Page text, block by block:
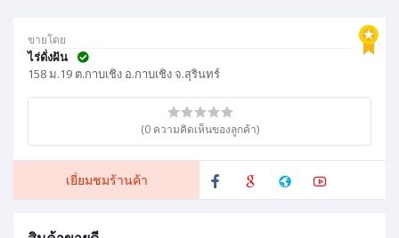
ขายโดย
ไร่ดั่งฝัน
158 ม.19 ต.กาบเชิง อ.กาบเชิง จ.สุรินทร์
(0 ความคิดเห็นของลูกค้า)
เยี่ยมชมร้านค้า